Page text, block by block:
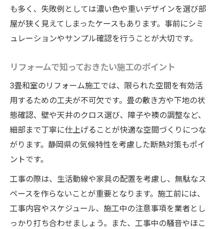
も多く、失敗例としては濃い色や重いデザインを選び部
屋が狭く見えてしまったケースもあります。事前にシミ
ュレーションやサンプル確認を行うことが大切です。
リフォームで知っておきたい施工のポイント
3畳和室のリフォーム施工では、限られた空間を有効活
用するための工夫が不可欠です。畳の敷き方や下地の状
態確認、壁や天井のクロス選び、障子や襖の調整など、
細部まで丁寧に仕上げることが快適な空間づくりにつな
がります。静岡県の気候特性を考慮した断熱対策もポイ
ントです。
工事の際は、生活動線や家具の配置を考慮し、無駄なス
ペースを作らないことが重要となります。施工前には、
工事内容やスケジュール、施工中の注意事項を業者とし
っかり打ち合わせましょう。また、工事中の騒音やほこ